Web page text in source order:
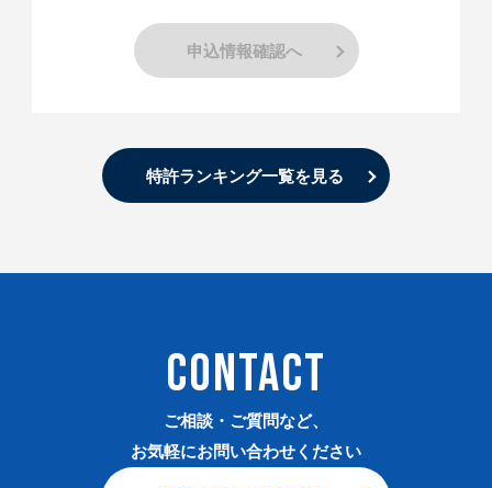
申込情報確認へ
特許ランキング一覧を見る
ご相談・ご質問など、
お気軽にお問い合わせください
CONTACT